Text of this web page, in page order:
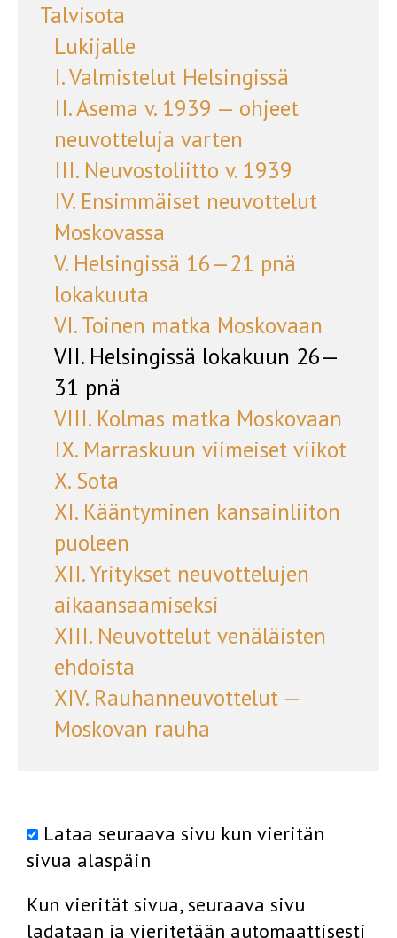
Talvisota
Lukijalle
I. Valmistelut Helsingissä
II. Asema v. 1939 — ohjeet
neuvotteluja varten
III. Neuvostoliitto v. 1939
IV. Ensimmäiset neuvottelut
Moskovassa
V. Helsingissä 16—21 pnä
lokakuuta
VI. Toinen matka Moskovaan
VII. Helsingissä lokakuun 26—
31 pnä
VIII. Kolmas matka Moskovaan
IX. Marraskuun viimeiset viikot
X. Sota
XI. Kääntyminen kansainliiton
puoleen
XII. Yritykset neuvottelujen
aikaansaamiseksi
XIII. Neuvottelut venäläisten
ehdoista
XIV. Rauhanneuvottelut —
Moskovan rauha
Lataa seuraava sivu kun vieritän
sivua alaspäin
Kun vierität sivua, seuraava sivu
ladataan ja vieritetään automaattisesti